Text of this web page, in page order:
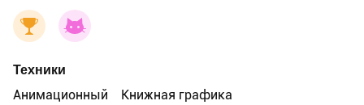
Техники
Анимационный
Книжная графика